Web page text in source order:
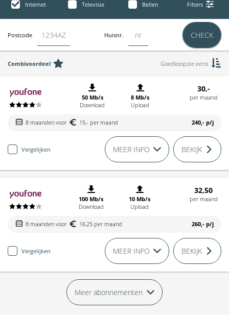
Internet Televisie Bellen Filters
Postcode Huisnr. CHECK
Combivoordeel Goedkoopste eerst
50 Mb/s
Download
8 Mb/s
Upload
30,-
per maand
8 maanden voor 15,- per maand 240,- p/j
Vergelijken MEER INFO BEKIJK
100 Mb/s
Download
10 Mb/s
Upload
32,50
per maand
8 maanden voor 16,25 per maand 260,- p/j
Vergelijken MEER INFO BEKIJK
Meer abonnementen